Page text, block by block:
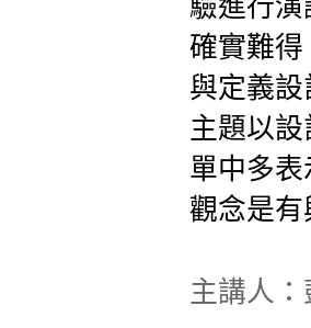
驗進行
確實難
與定義
主題以
單中多
觀念是
主講人